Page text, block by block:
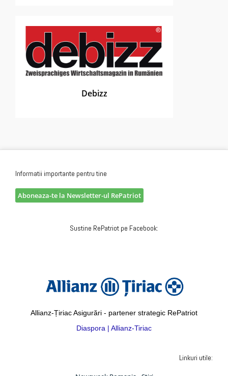
Debizz
Informatii importante pentru tine
Aboneaza-te la Newsletter-ul RePatriot
Sustine RePatriot pe Facebook:
Allianz-Țiriac Asigurări - partener strategic RePatriot
Diaspora | Allianz-Tiriac
Linkuri utile: